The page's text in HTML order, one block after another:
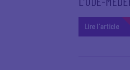
Lire l'article